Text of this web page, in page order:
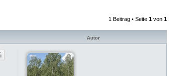
1 Beitrag • Seite 1 von 1
Autor